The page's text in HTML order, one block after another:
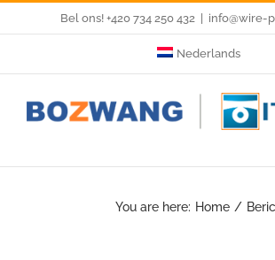
content
Bel ons! +420 734 250 432 info@wire-
Nederlands
You are here: Home